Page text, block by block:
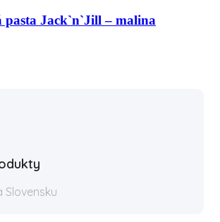
pasta Jack`n`Jill – malina